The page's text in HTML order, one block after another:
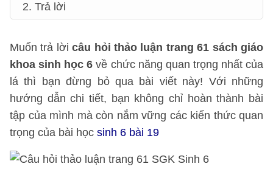
2. Trả lời
Muốn trả lờicâu hỏi thảo luận trang 61 sách giáo
khoa sinh học 6 về chức năng quan trọng nhất của
lá thì bạn đừng bỏ qua bài viết này! Với những
hướng dẫn chi tiết, bạn không chỉ hoàn thành bài
tập của mình mà còn nắm vững các kiến thức quan
trọng của bài học sinh 6 bài 19